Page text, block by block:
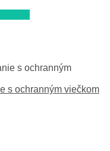
s ochranným viečkom